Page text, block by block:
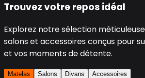
Trouvez votre repos idéal
Explorez notre sélection
salons et accessoires conçus pour
et vos moments de détente.
Matelas Salons Divans Accessoires